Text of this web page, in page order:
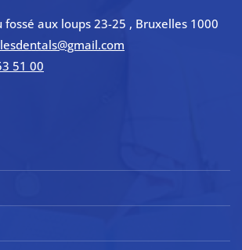
fossé aux loups 23-25 , Bruxelles 1000
51 00